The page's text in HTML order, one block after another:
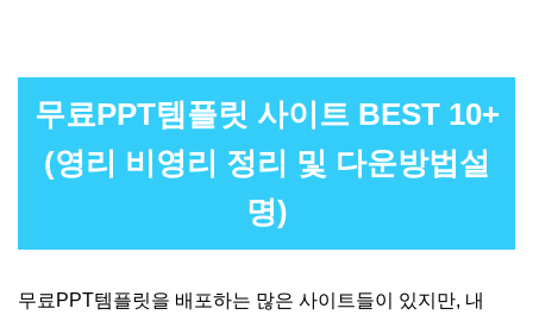
무료PPT템플릿 사이트 BEST 10+
(영리 비영리 정리 및 다운방법설
명)
무료PPT템플릿을 배포하는 많은 사이트들이 있지만, 내